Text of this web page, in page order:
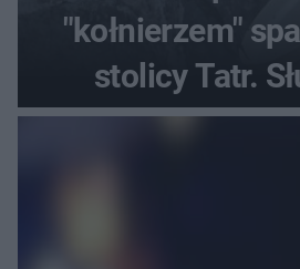
"kołnierzem"
stolicy Tatr.